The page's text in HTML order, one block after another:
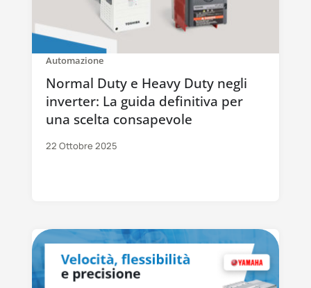
Automazione
Normal Duty e Heavy Duty negli
inverter: La guida definitiva per
una scelta consapevole
22 Ottobre 2025